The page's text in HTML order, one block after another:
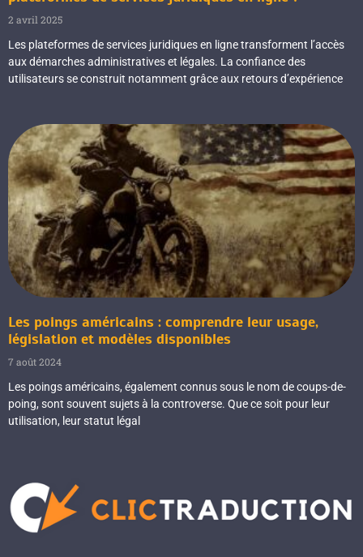
2 avril 2025
Les plateformes de services juridiques en ligne transforment l’accès
aux démarches administratives et légales. La confiance des
utilisateurs se construit notamment grâce aux retours d’expérience
Les poings américains : comprendre leur usage,
législation et modèles disponibles
7 août 2024
Les poings américains, également connus sous le nom de coups-de-
poing, sont souvent sujets à la controverse. Que ce soit pour leur
utilisation, leur statut légal